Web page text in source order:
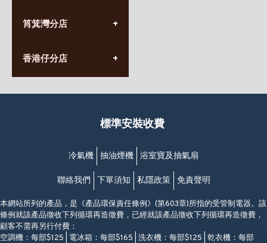
九龍太子太子道西141號
營業時間:
香港堅尼地城卑路乍街
(堅尼地城地鐵站B出口)
筲箕灣分店
營業時間:
(10:00am-20:30pm)
香港仔分店
營業時間:
香港香港仔成都道20-28號
(黃竹坑地鐵站轉4M專線小巴)
標準安裝收費
冷氣機 抽油煙機 浴室寶及抽氣扇
聯絡我們 下單須知 私隱政策 免責聲明
本網站所列的產品，是《產品環保責任條例》(第603章)所指的受管制電器。該
條例就該產品徵收下列循環再造徵費，已經就該產品徵收下列循環再造徵費，
顧客不需再另行付費：
空調機：每部$125 | 電冰箱：每部$165 | 洗衣機：每部$125 | 乾衣機：每部